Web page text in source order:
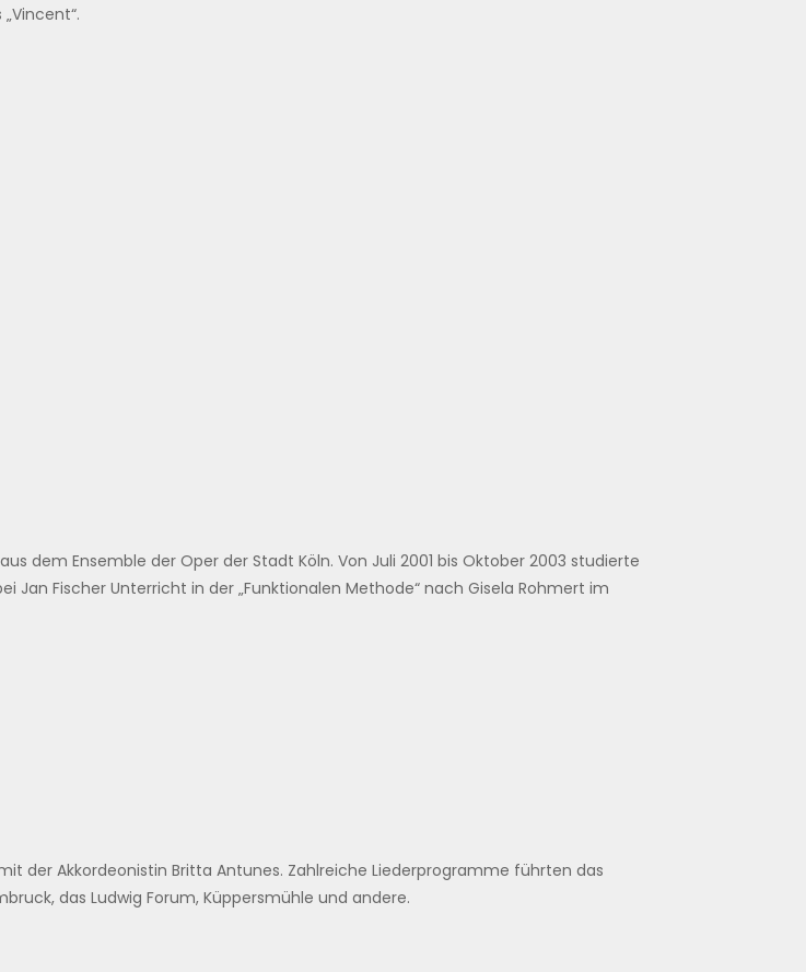
dem Ensemble der Oper der Stadt Köln. Von Juli 2001 bis Oktober 2003 studierte
Jan Fischer Unterricht in der „Funktionalen Methode“ nach Gisela Rohmert im
der Akkordeonistin Britta Antunes. Zahlreiche Liederprogramme führten das
das Ludwig Forum, Küppersmühle und andere.